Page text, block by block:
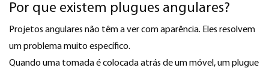
Por que existem plugues angulares?
Projetos angulares não têm a ver com aparência. Eles resolvem
um problema muito específico.
Quando uma tomada é colocada atrás de um móvel, um plugue